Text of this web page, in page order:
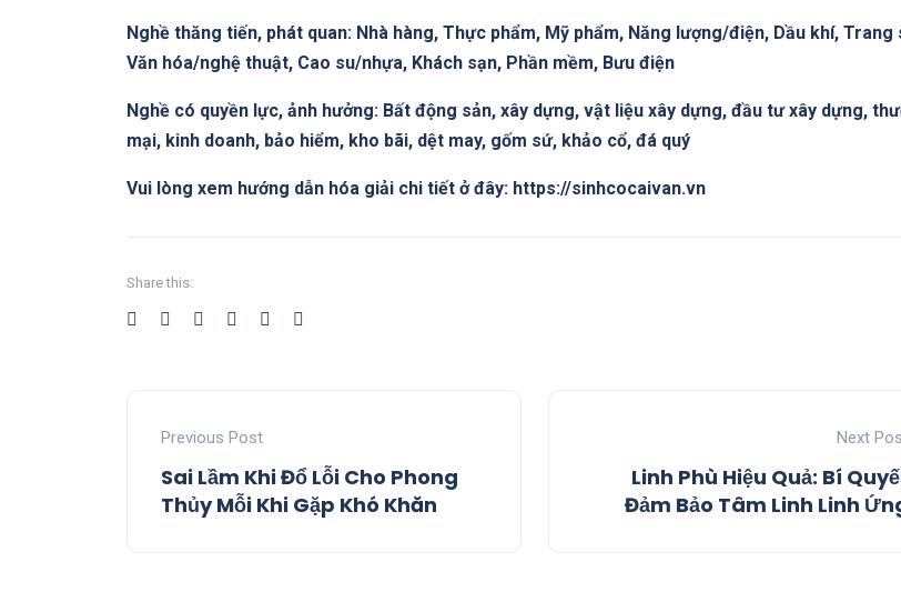
Nghề thăng tiến, phát quan: Nhà hàng, Thực phẩm, Mỹ phẩm, Năng lượng/điện, Dầu khí, Trang
Văn hóa/nghệ thuật, Cao su/nhựa, Khách sạn, Phần mềm, Bưu điện
Nghề có quyền lực, ảnh hưởng: Bất động sản, xây dựng, vật liệu xây dựng, đầu tư xây dựng,
mại, kinh doanh, bảo hiểm, kho bãi, dệt may, gốm sứ, khảo cổ, đá quý
Vui lòng xem hướng dẫn hóa giải chi tiết ở đây: https://sinhcocaivan.vn
Share this:
Previous Post
Sai Lầm Khi Đổ Lỗi Cho Phong
Thủy Mỗi Khi Gặp Khó Khăn
Next
Linh Phù Hiệu Quả: Bí
Đảm Bảo Tâm Linh Linh